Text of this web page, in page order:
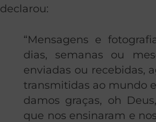
declarou:
“Mensagens e
dias, semanas ou
enviadas ou recebidas,
transmitidas ao mundo
damos graças, oh
que nos ensinaram e